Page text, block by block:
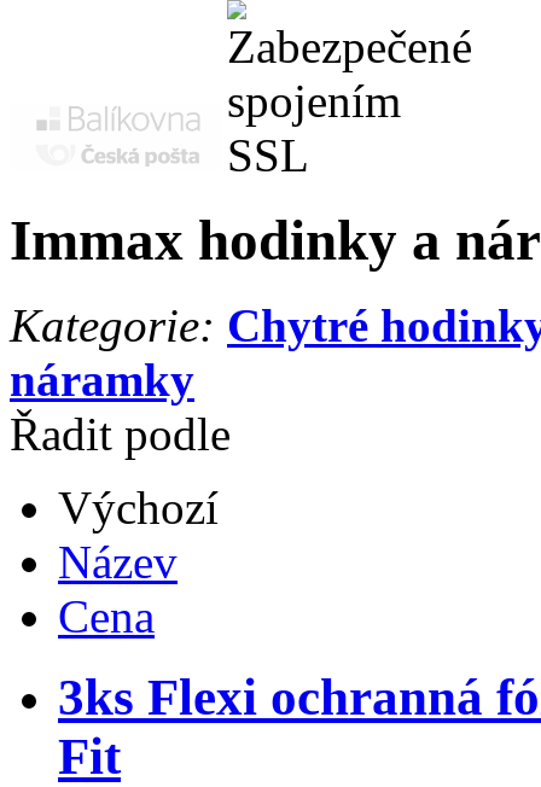
Immax hodinky a
Kategorie: Chytré
náramky
Řadit podle
Výchozí
Název
Cena
3ks Flexi ochranná
Fit